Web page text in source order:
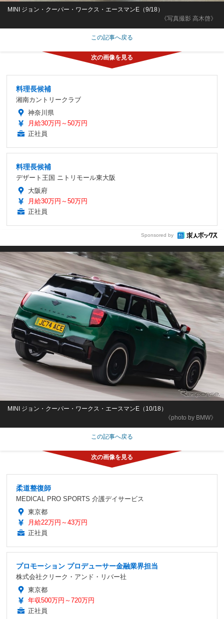
《写真撮影 高木啓》
MINI ジョン・クーパー・ワークス・エースマンE（9/18）
この記事へ戻る
料理長候補
湘南カントリークラブ
神奈川県
月給30万円～50万円
正社員
料理長候補
デザート王国 ニトリモール東大阪
大阪府
月給30万円～50万円
正社員
Sponsored by
《photo by BMW》
MINI ジョン・クーパー・ワークス・エースマンE（10/18）
この記事へ戻る
柔道整復師
MEDICAL PRO SPORTS 介護デイサービス
東京都
月給22万円～43万円
正社員
プロモーション プロデューサー金融業界担当
株式会社クリーク・アンド・リバー社
東京都
年収500万円～720万円
正社員